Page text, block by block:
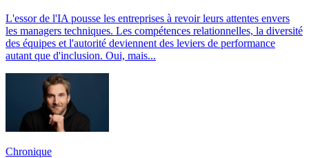
L'essor de l'IA pousse les entreprises à revoir leurs attentes envers
les managers techniques. Les compétences relationnelles, la diversité
des équipes et l'autorité deviennent des leviers de performance
autant que d'inclusion. Oui, mais...
Chronique